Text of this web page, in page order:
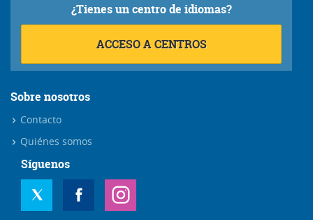
¿Tienes un centro de idiomas?
ACCESO A CENTROS
Sobre nosotros
Contacto
Quiénes somos
Síguenos